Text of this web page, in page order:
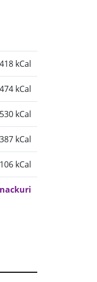
418 kCal
474 kCal
530 kCal
387 kCal
106 kCal